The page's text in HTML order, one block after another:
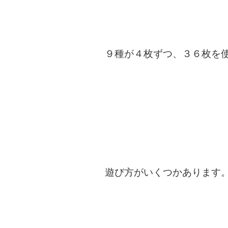
９種が４枚ずつ、３６枚を
遊び方がいくつかあります。